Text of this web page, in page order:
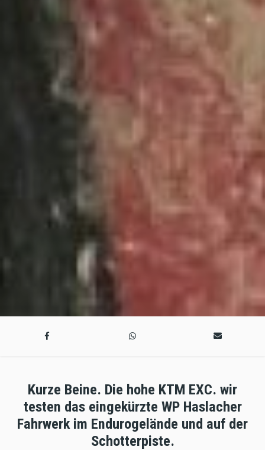
Kurze Beine. Die hohe KTM EXC. wir
testen das eingekürzte WP Haslacher
Fahrwerk im Endurogelände und auf der
Schotterpiste.